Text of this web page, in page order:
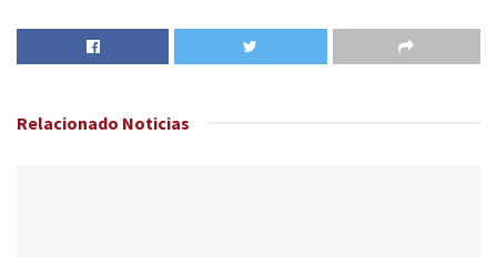
Relacionado Noticias